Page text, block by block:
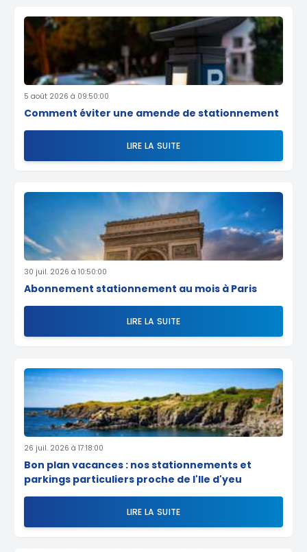
5 août 2026 à 09:50:00
Comment éviter une amende de stationnement
LIRE LA SUITE
30 juil. 2026 à 10:50:00
Abonnement stationnement au mois à Paris
LIRE LA SUITE
26 juil. 2026 à 17:18:00
Bon plan vacances : nos stationnements et
parkings particuliers proche de l'Ile d'yeu
LIRE LA SUITE